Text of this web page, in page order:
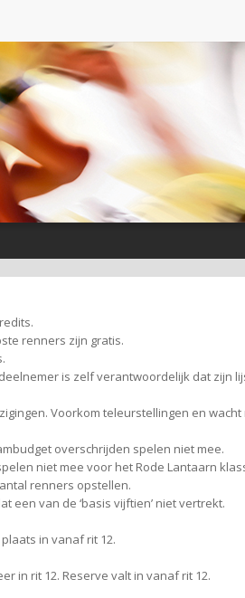
renners zijn gratis.
is zelf verantwoordelijk dat zijn
Voorkom teleurstellingen en
overschrijden spelen niet mee.
niet mee voor het Rode Lantaarn
renners opstellen.
een van de ‘basis vijftien’ niet vertrekt.
in vanaf rit 12.
in rit 12. Reserve valt in vanaf rit 12.